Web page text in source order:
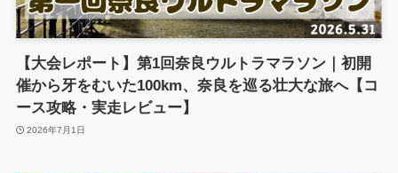
【大会レポート】第1回奈良ウルトラマラソン｜初開
催から牙をむいた100km、奈良を巡る壮大な旅へ【コ
ース攻略・実走レビュー】
2026年7月1日